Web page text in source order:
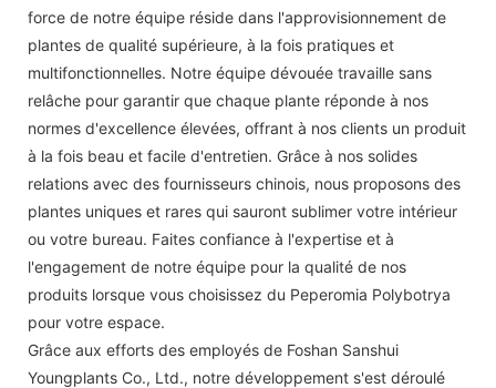
force de notre équipe réside dans l'approvisionnement de
plantes de qualité supérieure, à la fois pratiques et
multifonctionnelles. Notre équipe dévouée travaille sans
relâche pour garantir que chaque plante réponde à nos
normes d'excellence élevées, offrant à nos clients un produit
à la fois beau et facile d'entretien. Grâce à nos solides
relations avec des fournisseurs chinois, nous proposons des
plantes uniques et rares qui sauront sublimer votre intérieur
ou votre bureau. Faites confiance à l'expertise et à
l'engagement de notre équipe pour la qualité de nos
produits lorsque vous choisissez du Peperomia Polybotrya
pour votre espace.
Grâce aux efforts des employés de Foshan Sanshui
Youngplants Co., Ltd., notre développement s'est déroulé